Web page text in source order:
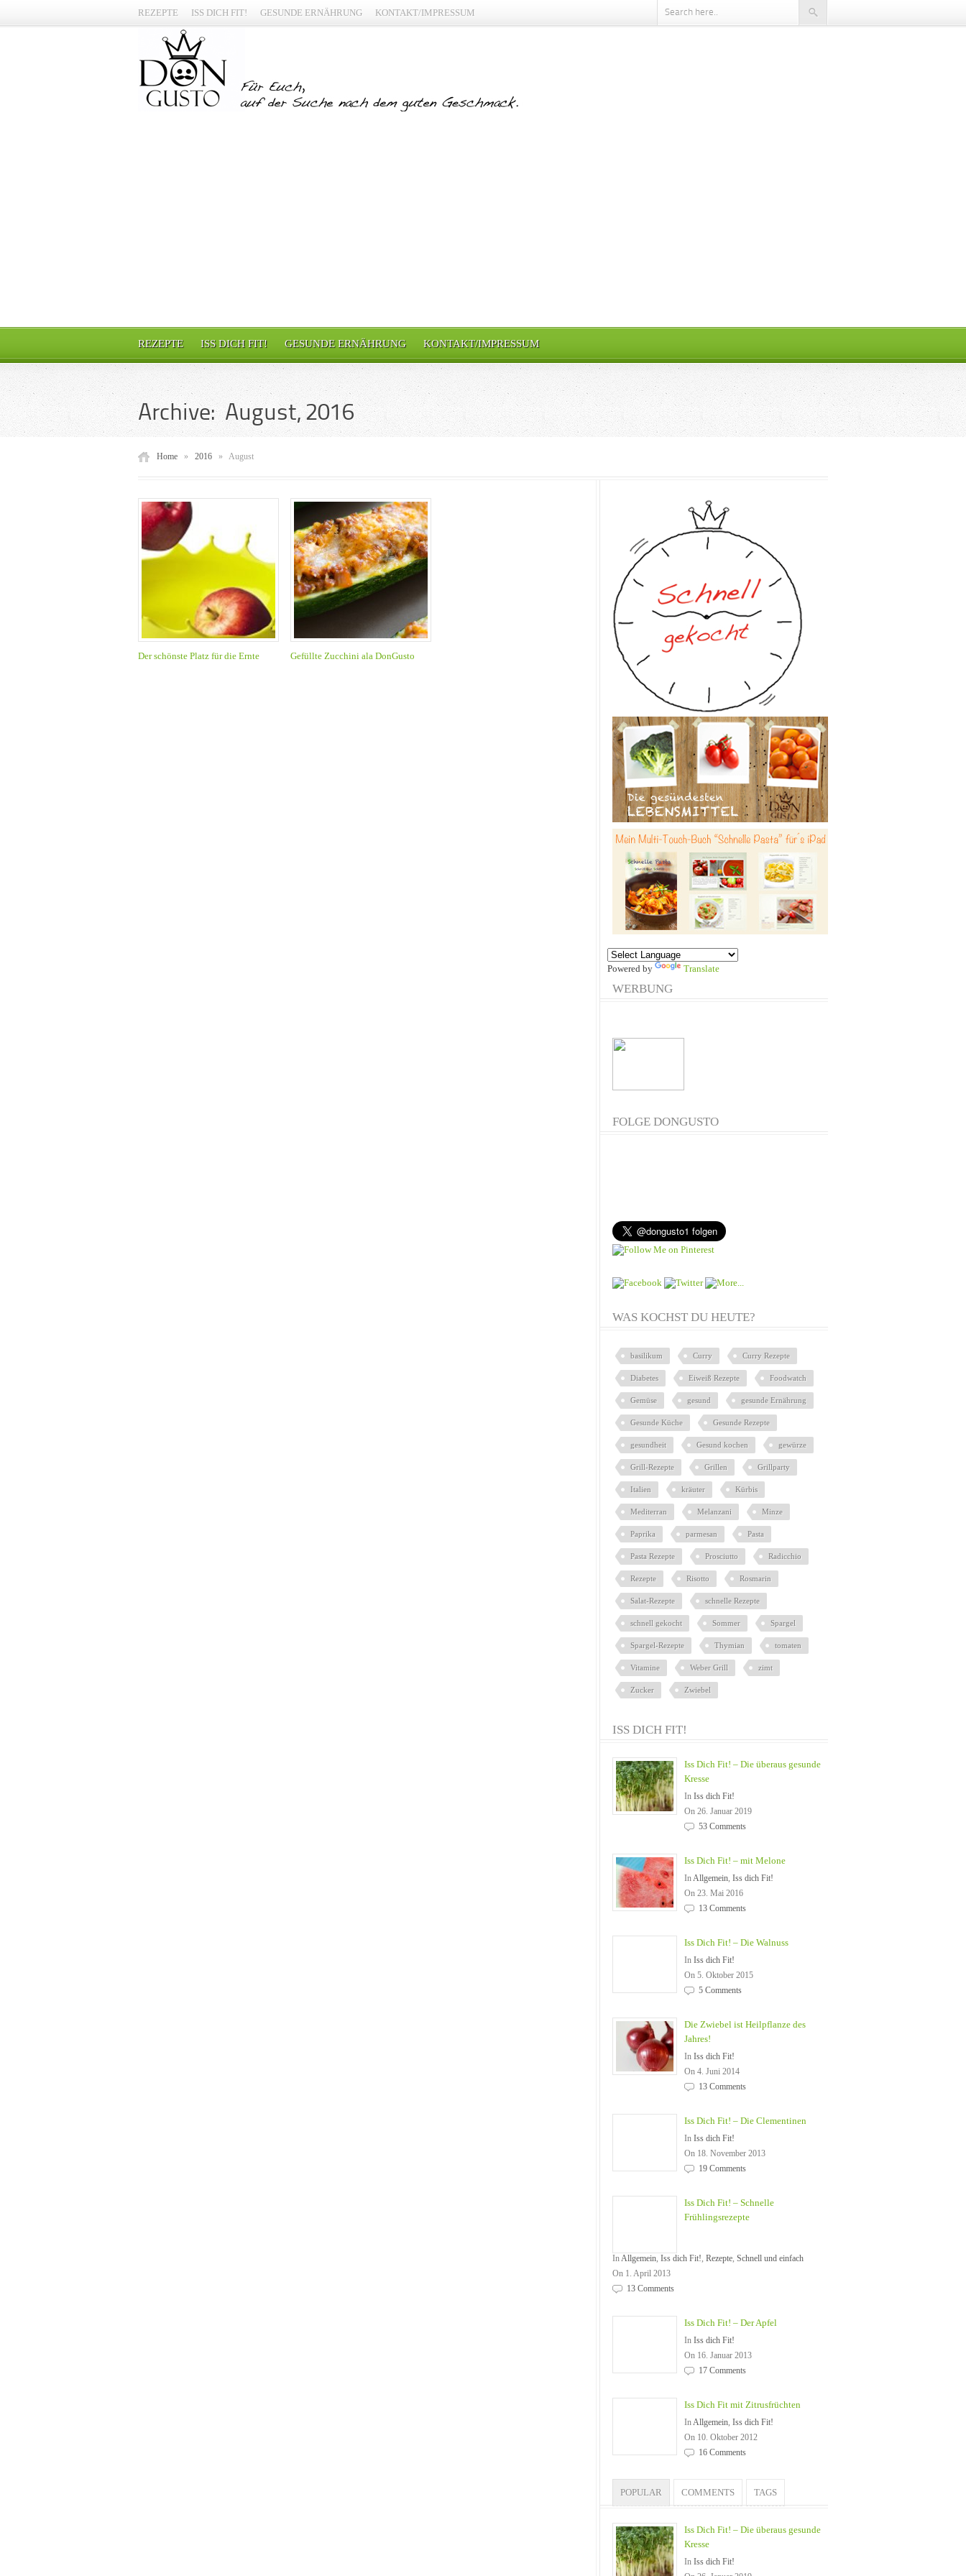
REZEPTE ISS DICH FIT! GESUNDE ERNÄHRUNG KONTAKT/IMPRESSUM
REZEPTE ISS DICH FIT! GESUNDE ERNÄHRUNG KONTAKT/IMPRESSUM
Archive: August, 2016
Home » 2016 » August
Der schönste Platz für die Ernte Gefüllte Zucchini ala DonGusto
Powered by Translate
WERBUNG
FOLGE DONGUSTO
WAS KOCHST DU HEUTE?
basilikum Curry Curry Rezepte
Diabetes Eiweiß Rezepte Foodwatch
Gemüse gesund gesunde Ernährung
Gesunde Küche Gesunde Rezepte
gesundheit Gesund kochen gewürze
Grill-Rezepte Grillen Grillparty
Italien kräuter Kürbis
Mediterran Melanzani Minze
Paprika parmesan Pasta
Pasta Rezepte Prosciutto Radicchio
Rezepte Risotto Rosmarin
Salat-Rezepte schnelle Rezepte
schnell gekocht Sommer Spargel
Spargel-Rezepte Thymian tomaten
Vitamine Weber Grill zimt
Zucker Zwiebel
ISS DICH FIT!
Iss Dich Fit! – Die überaus gesunde
Kresse
In Iss dich Fit!
On 26. Januar 2019
53 Comments
Iss Dich Fit! – mit Melone
InAllgemein, Iss dich Fit!
On 23. Mai 2016
13 Comments
Iss Dich Fit! – Die Walnuss
In Iss dich Fit!
On 5. Oktober 2015
5 Comments
Die Zwiebel ist Heilpflanze des
Jahres!
In Iss dich Fit!
On 4. Juni 2014
13 Comments
Iss Dich Fit! – Die Clementinen
In Iss dich Fit!
On 18. November 2013
19 Comments
Iss Dich Fit! – Schnelle
Frühlingsrezepte
InAllgemein, Iss dich Fit!, Rezepte, Schnell und einfach
On 1. April 2013
13 Comments
Iss Dich Fit! – Der Apfel
In Iss dich Fit!
On 16. Januar 2013
17 Comments
Iss Dich Fit mit Zitrusfrüchten
InAllgemein, Iss dich Fit!
On 10. Oktober 2012
16 Comments
POPULAR COMMENTS TAGS
Iss Dich Fit! – Die überaus gesunde
Kresse
In Iss dich Fit!